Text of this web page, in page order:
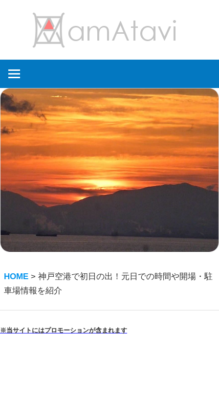
ス
キ
ッ
プ
を
て
→
旅
に
出
よ
う
HOME >神戸空港で初日の出！元日での時間や開場・駐
車場情報を紹介
※当サイトにはプロモーションが含まれます